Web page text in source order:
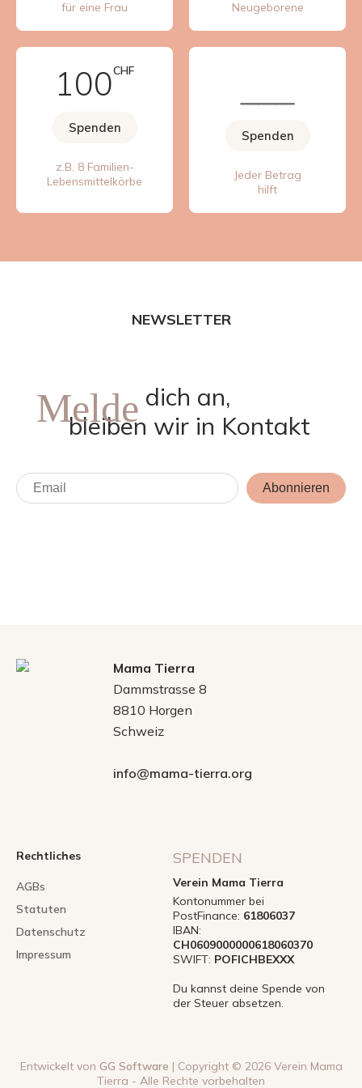
für eine Frau
Neugeborene
100CHF
Spenden
z.B. 8 Familien-
Lebensmittelkörbe
Spenden
Jeder Betrag
hilft
NEWSLETTER
Melde dich an,
bleiben wir in Kontakt
Abonnieren
Mama Tierra
Dammstrasse 8
8810 Horgen
Schweiz
info@mama-tierra.org
Rechtliches
AGBs
Statuten
Datenschutz
Impressum
SPENDEN
Verein Mama Tierra
Kontonummer bei
PostFinance: 61806037
IBAN:
CH0609000000618060370
SWIFT: POFICHBEXXX
Du kannst deine Spende von
der Steuer absetzen.
Entwickelt von GG Software | Copyright © 2026 Verein Mama
Tierra - Alle Rechte vorbehalten